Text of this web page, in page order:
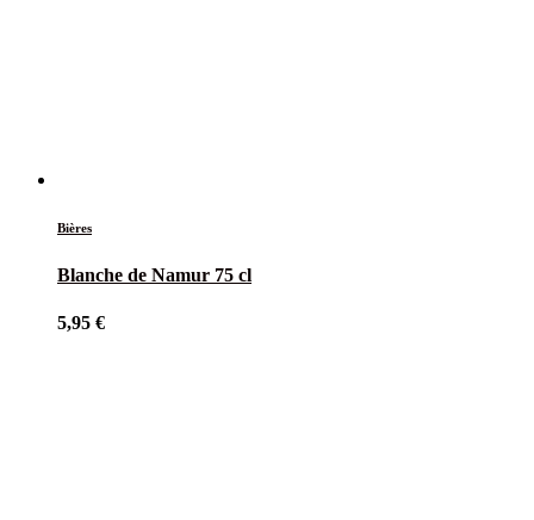
Bières
Blanche de Namur 75 cl
5,95 €